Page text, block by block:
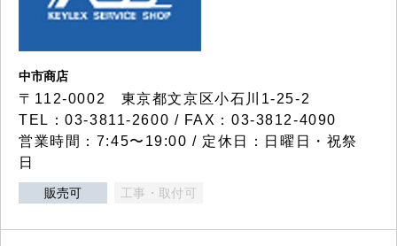
中市商店
〒112-0002 東京都文京区小石川1-25-2
TEL：03-3811-2600 / FAX：03-3812-4090
営業時間：7:45〜19:00 / 定休日：日曜日・祝祭
日
販売可 工事・取付可